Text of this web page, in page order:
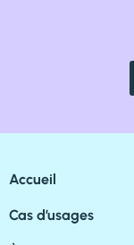
Accueil
Cas d’usages